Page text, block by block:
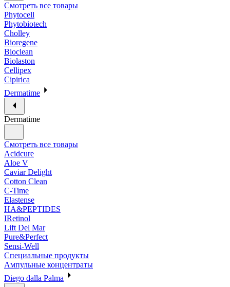
Смотреть все товары
Phytocell
Phytobiotech
Cholley
Bioregene
Bioclean
Biolaston
Cellipex
Cipirica
Dermatime
Dermatime
Смотреть все товары
Acidcure
Aloe V
Caviar Delight
Cotton Clean
C-Time
Elastense
HA&PEPTIDES
IRetinol
Lift Del Mar
Pure&Perfect
Sensi-Well
Специальные продукты
Ампульные концентраты
Diego dalla Palma